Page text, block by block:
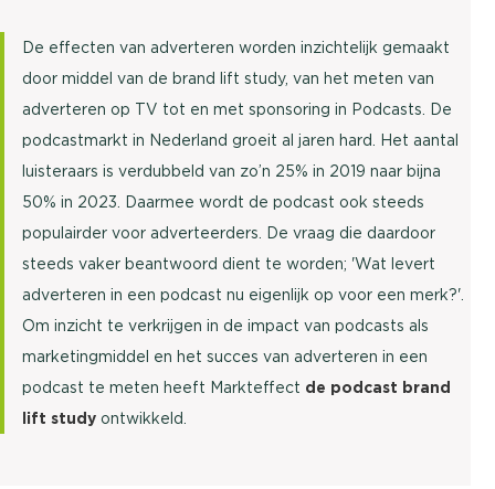
De effecten van adverteren worden inzichtelijk gemaakt
door middel van de brand lift study, van het meten van
adverteren op TV tot en met sponsoring in Podcasts. De
podcastmarkt in Nederland groeit al jaren hard. Het aantal
luisteraars is verdubbeld van zo’n 25% in 2019 naar bijna
50% in 2023. Daarmee wordt de podcast ook steeds
populairder voor adverteerders. De vraag die daardoor
steeds vaker beantwoord dient te worden; 'Wat levert
adverteren in een podcast nu eigenlijk op voor een merk?'.
Om inzicht te verkrijgen in de impact van podcasts als
marketingmiddel en het succes van adverteren in een
podcast te meten heeft Markteffect de podcast brand
lift study ontwikkeld.